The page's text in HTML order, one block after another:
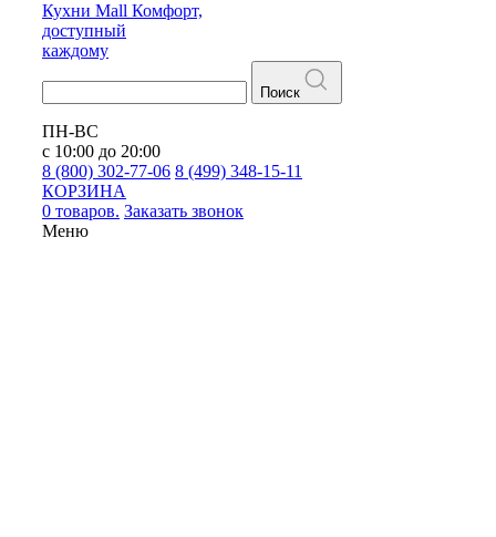
Кухни Mall Комфорт,
доступный
каждому
Поиск
ПН-ВС
с 10:00 до 20:00
8 (800) 302-77-06 8 (499) 348-15-11
КОРЗИНА
0 товаров. Заказать звонок
Меню